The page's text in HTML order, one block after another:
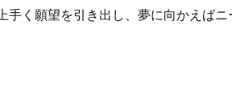
く願望を引き出し、夢に向かえばニ